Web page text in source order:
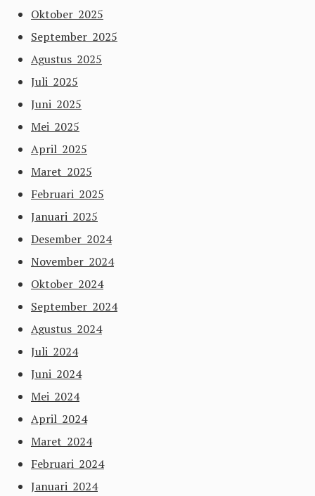
Oktober 2025
September 2025
Agustus 2025
Juli 2025
Juni 2025
Mei 2025
April 2025
Maret 2025
Februari 2025
Januari 2025
Desember 2024
November 2024
Oktober 2024
September 2024
Agustus 2024
Juli 2024
Juni 2024
Mei 2024
April 2024
Maret 2024
Februari 2024
Januari 2024